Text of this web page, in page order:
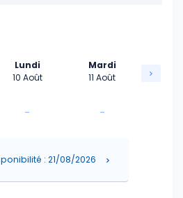
Lundi
10 Août
-
Mardi
11 Août
-
: 21/08/2026